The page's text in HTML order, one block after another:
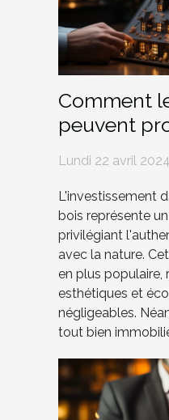
Comment
peuvent
maison en
Lundi 22 avril
L'investissement
bois représente
privilégiant
avec la nature.
en plus populaire,
esthétiques et
négligeables.
tout bien